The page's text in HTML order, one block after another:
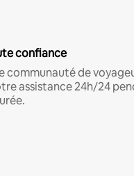
confiance
communauté de
assistance 24h/24